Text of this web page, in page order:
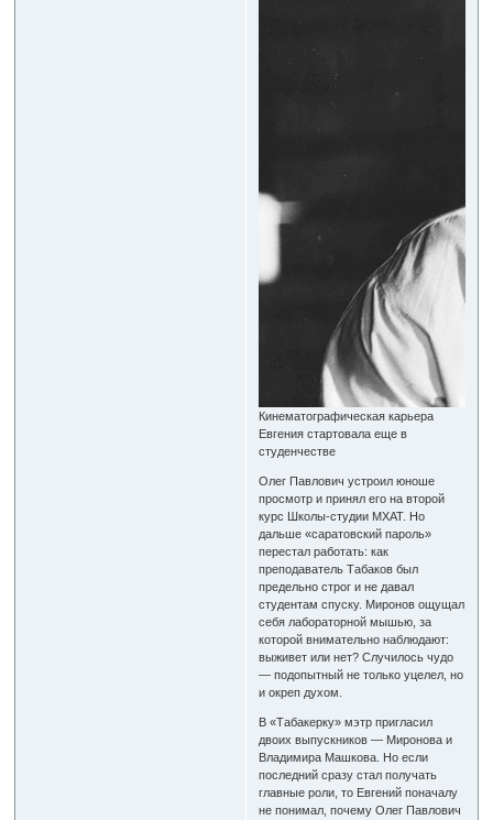
Кинематографическая карьера
Евгения стартовала еще в
студенчестве
Олег Павлович устроил юноше
просмотр и принял его на второй
курс Школы-студии МХАТ. Но
дальше «саратовский пароль»
перестал работать: как
преподаватель Табаков был
предельно строг и не давал
студентам спуску. Миронов ощущал
себя лабораторной мышью, за
которой внимательно наблюдают:
выживет или нет? Случилось чудо
— подопытный не только уцелел, но
и окреп духом.
В «Табакерку» мэтр пригласил
двоих выпускников — Миронова и
Владимира Машкова. Но если
последний сразу стал получать
главные роли, то Евгений поначалу
не понимал, почему Олег Павлович